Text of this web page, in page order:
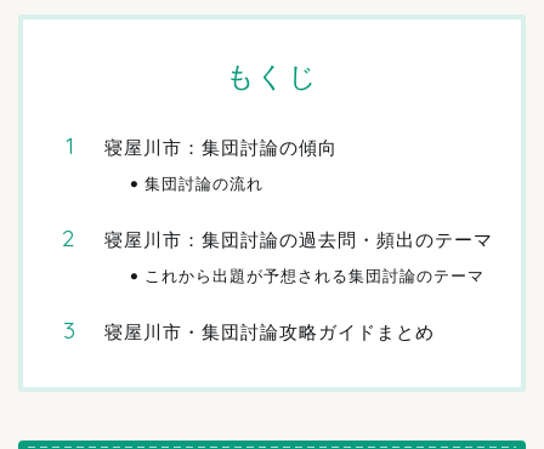
もくじ
寝屋川市：集団討論の傾向
集団討論の流れ
寝屋川市：集団討論の過去問・頻出のテーマ
これから出題が予想される集団討論のテーマ
寝屋川市・集団討論攻略ガイドまとめ